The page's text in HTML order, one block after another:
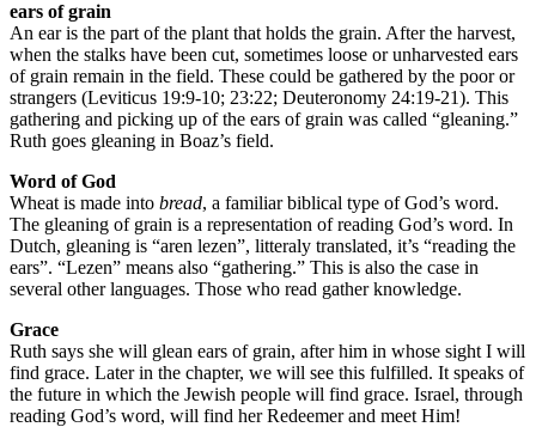
ears of grain
An ear is the part of the plant that holds the grain. After the harvest,
when the stalks have been cut, sometimes loose or unharvested ears
of grain remain in the field. These could be gathered by the poor or
strangers (Leviticus 19:9-10; 23:22; Deuteronomy 24:19-21). This
gathering and picking up of the ears of grain was called “gleaning.”
Ruth goes gleaning in Boaz’s field.
Word of God
Wheat is made into bread, a familiar biblical type of God’s word.
The gleaning of grain is a representation of reading God’s word. In
Dutch, gleaning is “aren lezen”, litteraly translated, it’s “reading the
ears”. “Lezen” means also “gathering.” This is also the case in
several other languages. Those who read gather knowledge.
Grace
Ruth says she will glean ears of grain, after him in whose sight I will
find grace. Later in the chapter, we will see this fulfilled. It speaks of
the future in which the Jewish people will find grace. Israel, through
reading God’s word, will find her Redeemer and meet Him!